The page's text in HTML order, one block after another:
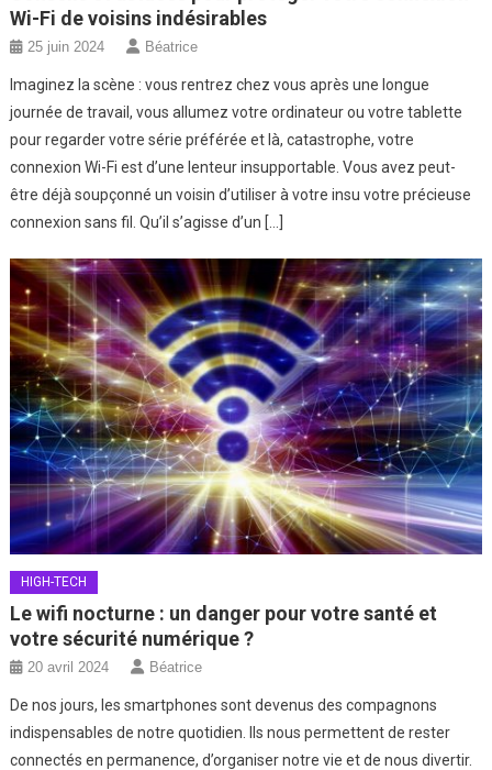
Wi-Fi de voisins indésirables
25 juin 2024 Béatrice
Imaginez la scène : vous rentrez chez vous après une longue
journée de travail, vous allumez votre ordinateur ou votre tablette
pour regarder votre série préférée et là, catastrophe, votre
connexion Wi-Fi est d’une lenteur insupportable. Vous avez peut-
être déjà soupçonné un voisin d’utiliser à votre insu votre précieuse
connexion sans fil. Qu’il s’agisse d’un […]
HIGH-TECH
Le wifi nocturne : un danger pour votre santé et
votre sécurité numérique ?
20 avril 2024 Béatrice
De nos jours, les smartphones sont devenus des compagnons
indispensables de notre quotidien. Ils nous permettent de rester
connectés en permanence, d’organiser notre vie et de nous divertir.